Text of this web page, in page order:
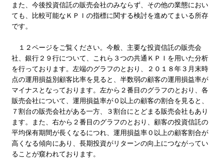
また、今後投資信託の販売会社のみならず、その他の業態におい
ても、比較可能なＫＰＩの指標に関する検討を進めてまいる所存
です。
１２ページをご覧ください。今般、主要な投資信託の販売会
社、銀行２９行について、これら３つの共通ＫＰＩを用いた分析
を行っております。左端のグラフのとおり、２０１８年３月末時
点の運用損益別顧客比率を見ると、半数弱の顧客の運用損益率が
マイナスとなっております。左から２番目のグラフのとおり、各
販売会社について、運用損益率が０以上の顧客の割合を見ると、
７割台の販売会社がある一方、３割台にとどまる販売会社もあり
ます。また、右から２番目のグラフのとおり、顧客の投資信託の
平均保有期間が長くなるにつれ、運用損益率０以上の顧客割合が
高くなる傾向にあり、長期投資がリターンの向上につながってい
ることが窺われております。